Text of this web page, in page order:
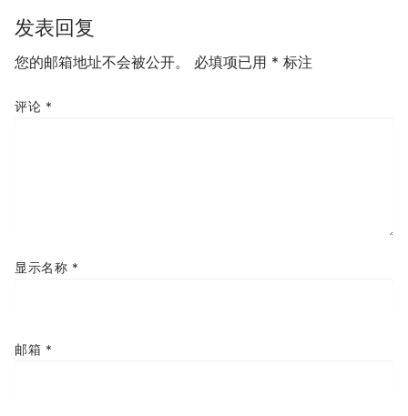
发表回复
您的邮箱地址不会被公开。 必填项已用 * 标注
评论 *
显示名称 *
邮箱 *